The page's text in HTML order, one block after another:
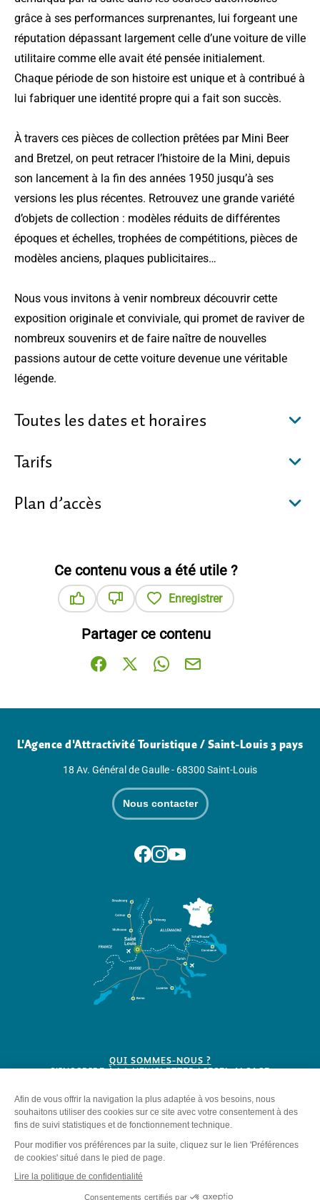
grâce à ses performances surprenantes, lui forgeant une
réputation dépassant largement celle d’une voiture de ville
utilitaire comme elle avait été pensée initialement.
Chaque période de son histoire est unique et à contribué à
lui fabriquer une identité propre qui a fait son succès.
À travers ces pièces de collection prêtées par Mini Beer
and Bretzel, on peut retracer l’histoire de la Mini, depuis
son lancement à la fin des années 1950 jusqu’à ses
versions les plus récentes. Retrouvez une grande variété
d’objets de collection : modèles réduits de différentes
époques et échelles, trophées de compétitions, pièces de
modèles anciens, plaques publicitaires…
Nous vous invitons à venir nombreux découvrir cette
exposition originale et conviviale, qui promet de raviver de
nombreux souvenirs et de faire naître de nouvelles
passions autour de cette voiture devenue une véritable
légende.
Toutes les dates et horaires
Tarifs
Plan d’accès
Ce contenu vous a été utile ?
Enregistrer
Partager ce contenu
Partager sur Facebook (nouvelle fenêtre)
Partager sur X / Twitter (nouvelle
Partager sur WhatsApp
Partager par mail
L'Agence d'Attractivité Touristique / Saint-Louis 3 pays
18 Av. Général de Gaulle - 68300 Saint-Louis
Nous contacter
Suivez-nous sur Facebook
Suivez-nous sur Instagram
Suivez-nous sur Youtube
QUI SOMMES-NOUS ?
S'INSCRIRE À LA NEWSLETTER LIESEL ALSACE
Plan du site - Mentions légales - Politique de confidentialité -
Éditer mes cookies - Made with
Ce site est protégé par reCAPTCHA. Les règles de confidentialité